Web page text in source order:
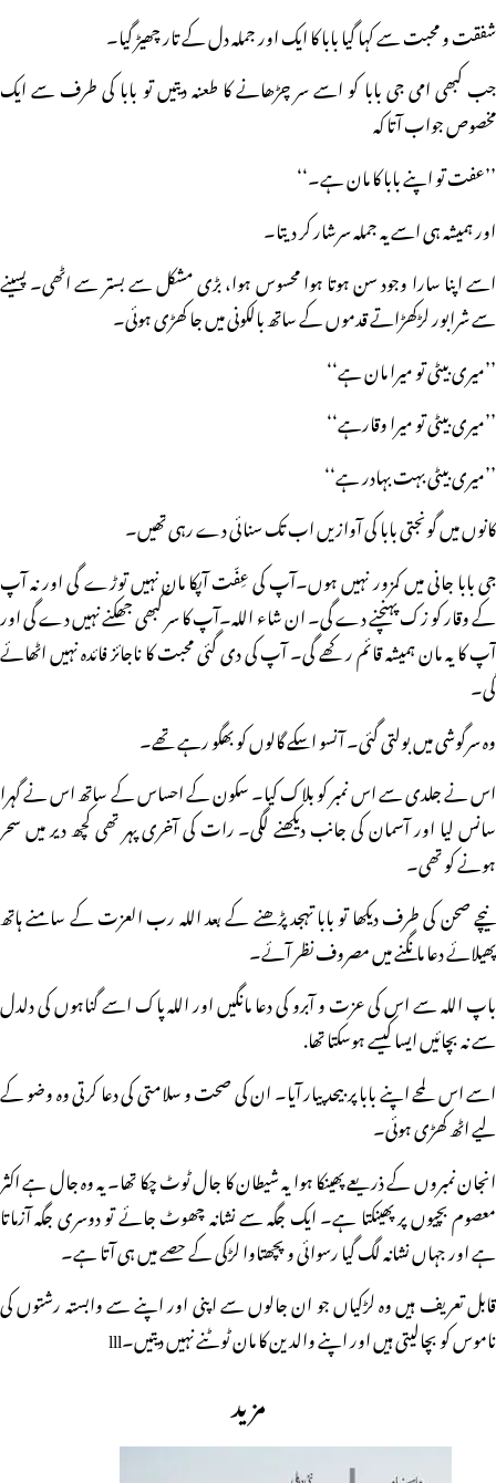
شفقت و محبت سے کہا گیا بابا کا ایک اور جملہ دل کے تار چھیڑ گیا۔
جب کبھی امی جی بابا کو اسے سر چڑھانے کا طعنہ دیتیں تو بابا کی طرف سے ایک
مخصوص جواب آتا کہ
’’عفت تو اپنے بابا کا مان ہے۔‘‘
اور ہمیشہ ہی اسے یہ جملہ سرشار کر دیتا۔
اسے اپنا سارا وجود سن ہوتا ہوا محسوس ہوا، بڑی مشکل سے بستر سے اٹھی۔ پسینے
سے شرابور لڑکھڑاتے قدموں کے ساتھ بالکونی میں جا کھڑی ہوئی۔
’’میری بیٹی تو میرا مان ہے‘‘
’’میری بیٹی تو میرا وقارہے‘‘
’’میری بیٹی بہت بہادر ہے‘‘
کانوں میں گونجتی بابا کی آوازیں اب تک سنائی دے رہی تھیں۔
جی بابا جانی میں کمزور نہیں ہوں۔آپ کی عِفّت آپکا مان نہیں توڑے گی اور نہ آپ
کے وقار کو زک پہنچنے دے گی۔ ان شاء اللہ۔آپ کا سر کبھی جھکنے نہیں دے گی اور
آپ کا یہ مان ہمیشہ قائم رکھے گی۔ آپ کی دی گئی محبت کا ناجائز فائدہ نہیں اٹھائے
گی۔
وہ سرگوشی میں بولتی گئی۔ آنسو اسکے گالوں کو بھگو رہے تھے۔
اس نے جلدی سے اس نمبر کو بلاک کیا۔ سکون کے احساس کے ساتھ اس نے گہرا
سانس لیا اور آسمان کی جانب دیکھنے لگی۔ رات کی آخری پہر تھی کچھ دیر میں سحر
ہونے کو تھی۔
نیچے صحن کی طرف دیکھا تو بابا تہجد پڑھنے کے بعد اللہ رب العزت کے سامنے ہاتھ
پھیلائے دعا مانگنے میں مصروف نظر آئے۔
باپ اللہ سے اس کی عزت و آبرو کی دعا مانگیں اور اللہ پاک اسے گناہوں کی دلدل
سے نہ بچائیں ایسا کیسے ہوسکتا تھا.
اسے اس لمحے اپنے بابا پر بیحد پیار آیا۔ ان کی صحت و سلامتی کی دعا کرتی وہ وضو کے
لیے اٹھ کھڑی ہوئی۔
انجان نمبروں کے ذریعے پھینکا ہوا یہ شیطان کا جال ٹوٹ چکا تھا۔ یہ وہ جال ہے اکثر
معصوم بچیوں پر پھینکتا ہے۔ ایک جگہ سے نشانہ چھوٹ جائے تو دوسری جگہ آزماتا
ہے اور جہاں نشانہ لگ گیا رسوائی و پچھتاوا لڑکی کے حصے میں ہی آتا ہے۔
قابل تعریف ہیں وہ لڑکیاں جو ان جالوں سے اپنی اور اپنے سے وابستہ رشتوں کی
ناموس کو بچالیتی ہیں اور اپنے والدین کا مان ٹوٹنے نہیں دیتیں۔lll
مزید